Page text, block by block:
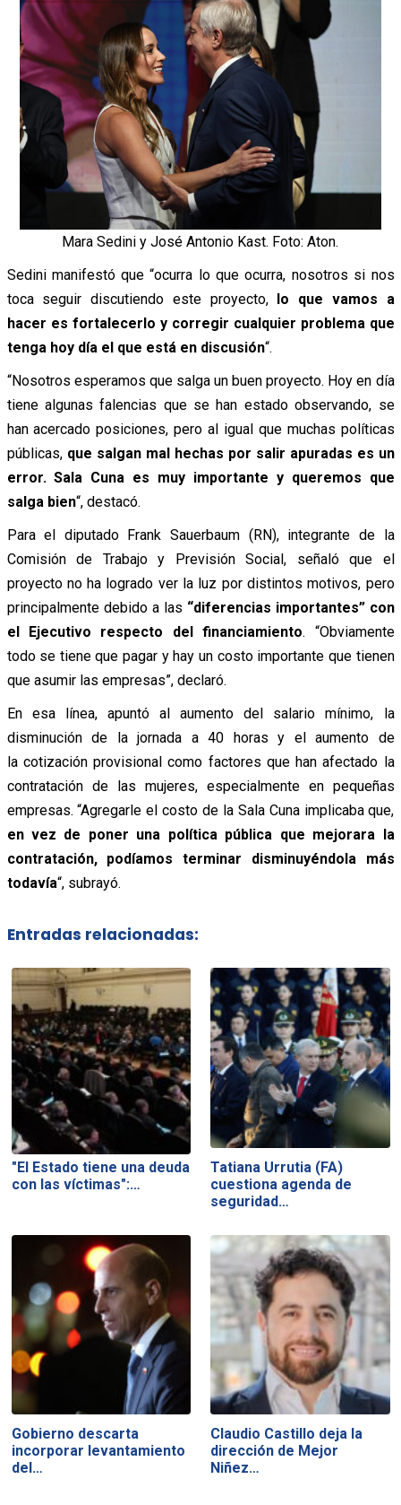
Mara Sedini y José Antonio Kast. Foto: Aton.
Sedini manifestó que “ocurra lo que ocurra, nosotros si nos
toca seguir discutiendo este proyecto, lo que vamos a
hacer es fortalecerlo y corregir cualquier problema que
tenga hoy día el que está en discusión“.
“Nosotros esperamos que salga un buen proyecto. Hoy en día
tiene algunas falencias que se han estado observando, se
han acercado posiciones, pero al igual que muchas políticas
públicas, que salgan mal hechas por salir apuradas es un
error. Sala Cuna es muy importante y queremos que
salga bien“, destacó.
Para el diputado Frank Sauerbaum (RN), integrante de la
Comisión de Trabajo y Previsión Social, señaló que el
proyecto no ha logrado ver la luz por distintos motivos, pero
principalmente debido a las “diferencias importantes” con
el Ejecutivo respecto del financiamiento. “Obviamente
todo se tiene que pagar y hay un costo importante que tienen
que asumir las empresas”, declaró.
En esa línea, apuntó al aumento del salario mínimo, la
disminución de la jornada a 40 horas y el aumento de
la cotización provisional como factores que han afectado la
contratación de las mujeres, especialmente en pequeñas
empresas. “Agregarle el costo de la Sala Cuna implicaba que,
en vez de poner una política pública que mejorara la
contratación, podíamos terminar disminuyéndola más
todavía“, subrayó.
Entradas relacionadas:
"El Estado tiene una deuda
con las víctimas":…
Tatiana Urrutia (FA)
cuestiona agenda de
seguridad…
Gobierno descarta
incorporar levantamiento
del…
Claudio Castillo deja la
dirección de Mejor
Niñez…